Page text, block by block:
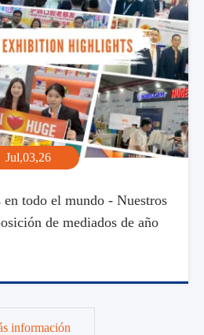
Jul,03,26
en todo el mundo - Nuestros
de mediados de año
información